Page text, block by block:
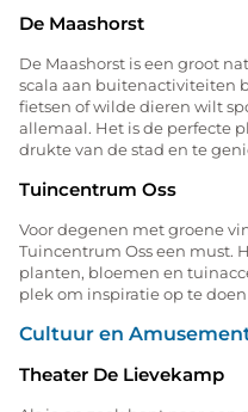
De Maashorst
De Maashorst is een groot
scala aan buitenactiviteiten
fietsen of wilde dieren wilt
allemaal. Het is de perfecte
drukte van de stad en te
Tuincentrum Oss
Voor degenen met groene
Tuincentrum Oss een must.
planten, bloemen en
plek om inspiratie op te
Cultuur en
Theater De Lievekamp